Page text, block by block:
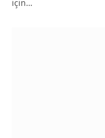
için…